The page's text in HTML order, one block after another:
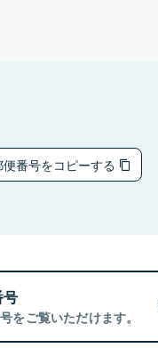
便番号をコピーする
をご覧いただけます。